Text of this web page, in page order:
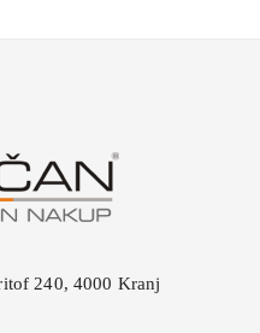
240, 4000 Kranj